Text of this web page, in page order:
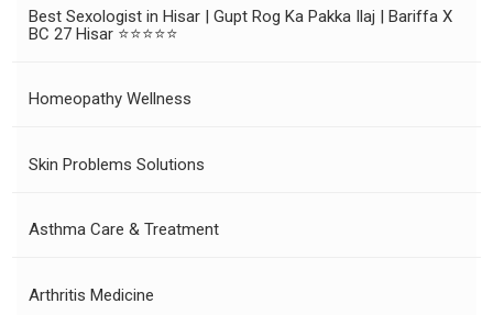
Best Sexologist in Hisar | Gupt Rog Ka Pakka Ilaj | Bariffa X
BC 27 Hisar ⭐⭐⭐⭐⭐
Homeopathy Wellness
Skin Problems Solutions
Asthma Care & Treatment
Arthritis Medicine